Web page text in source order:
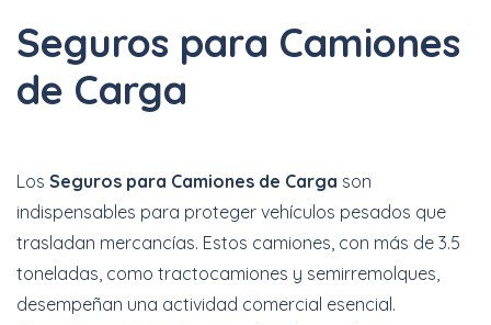
Hasta 40% + 6 y 12
Meses Sin Intereses
Cotizar Ahora
Seguros para Camiones
de Carga
Los Seguros para Camiones de Carga son
indispensables para proteger vehículos pesados que
trasladan mercancías. Estos camiones, con más de 3.5
toneladas, como tractocamiones y semirremolques,
desempeñan una actividad comercial esencial.